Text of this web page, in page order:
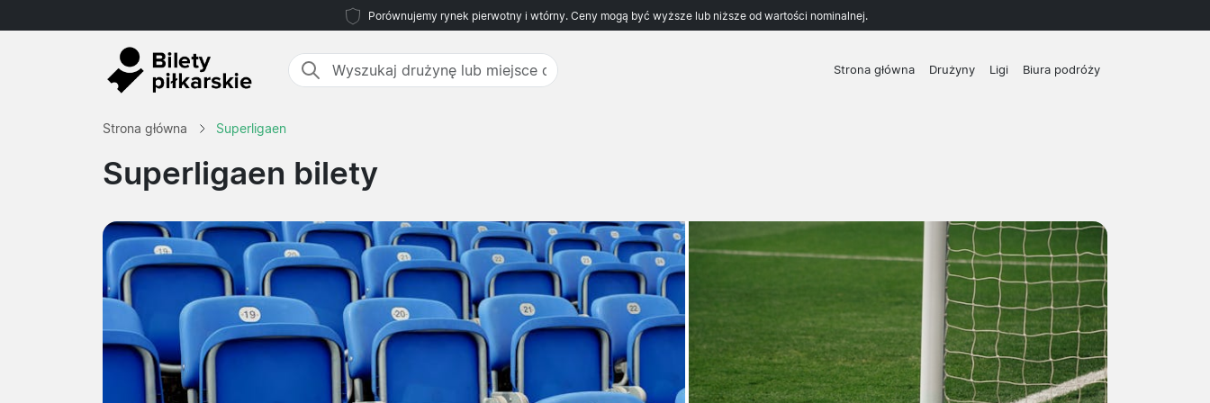
Porównujemy rynek pierwotny i wtórny. Ceny mogą być wyższe lub niższe od wartości nominalnej.
Strona główna Drużyny Ligi Biura podróży
Strona główna Superligaen
Superligaen bilety